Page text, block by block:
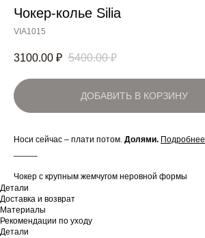
Чокер-колье Silia
Артикул:
VIA1015
3100.00 ₽ 5400.00 ₽
ДОБАВИТЬ В КОРЗИНУ
Носи сейчас – плати потом. Долями. Подробнее
Чокер с крупным жемчугом неровной формы
Детали
Доставка и возврат
Материалы
Рекомендации по уходу
Детали